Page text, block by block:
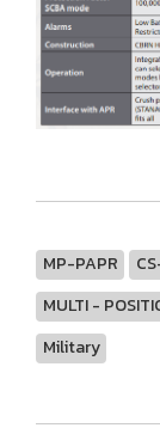
MP-PAPR
MULTI -
Military